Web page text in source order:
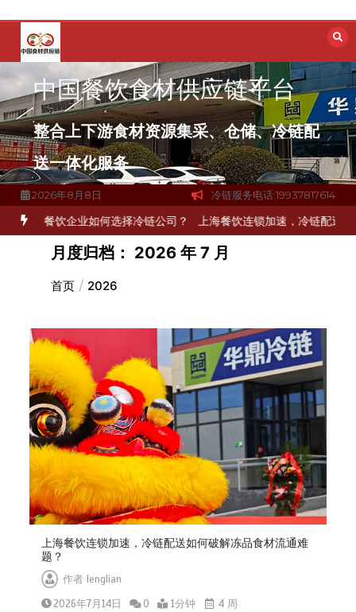
容
中国餐饮食材供应链平台
整合上下游食材资源集采、仓储、冷链配
送一体化服务
2026年8月8日 冷链服务电话:19937817614
如何选择冷链公司？ 上海餐饮连锁加速，冷链配送如何破解冻品食
月度归档： 2026 年 7 月
首页 2026
上海餐饮连锁加速，冷链配送如何破解冻品食材流通难
题？
作者lenglian
2026年7月14日
0 1分钟
4 周